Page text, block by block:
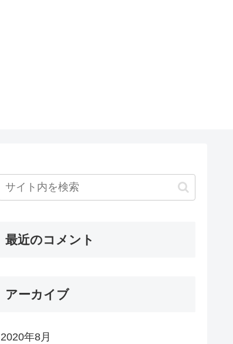
最近のコメント
アーカイブ
2020年8月